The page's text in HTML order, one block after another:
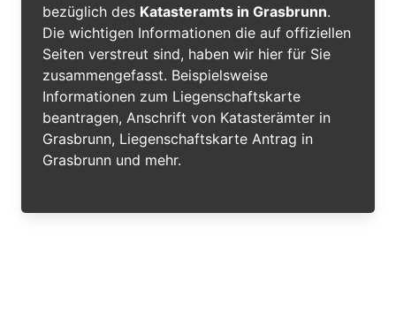
bezüglich des Katasteramts in Grasbrunn.
Die wichtigen Informationen die auf offiziellen
Seiten verstreut sind, haben wir hier für Sie
zusammengefasst. Beispielsweise
Informationen zum Liegenschaftskarte
beantragen, Anschrift von Katasterämter in
Grasbrunn, Liegenschaftskarte Antrag in
Grasbrunn und mehr.